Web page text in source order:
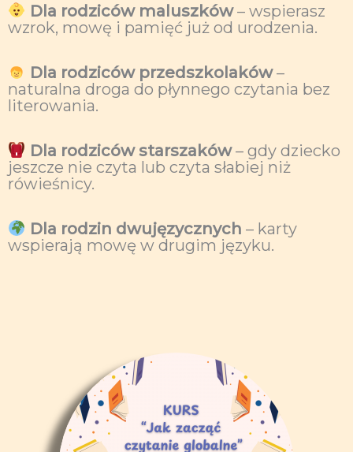
Dla rodziców maluszków– wspierasz
wzrok, mowę i pamięć już od urodzenia.
Dla rodziców przedszkolaków–
naturalna droga do płynnego czytania bez
literowania.
Dla rodziców starszaków– gdy dziecko
jeszcze nie czyta lub czyta słabiej niż
rówieśnicy.
Dla rodzin dwujęzycznych – karty
wspierają mowę w drugim języku.